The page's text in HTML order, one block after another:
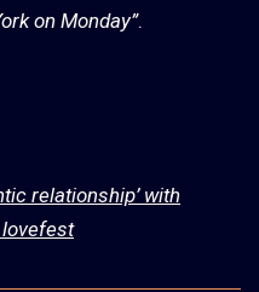
on Monday”.
relationship’ with
lovefest